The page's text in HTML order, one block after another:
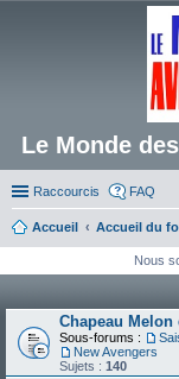
Le Monde
Raccourcis FAQ
Accueil
Accueil du
Nous
Chapeau
Sous-forums :
New Avengers
Sujets : 140